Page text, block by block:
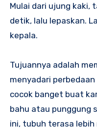
Mulai dari ujung kaki,
detik, lalu lepaskan.
kepala.
Tujuannya adalah
menyadari
cocok banget buat
bahu atau punggung
ini, tubuh terasa lebih